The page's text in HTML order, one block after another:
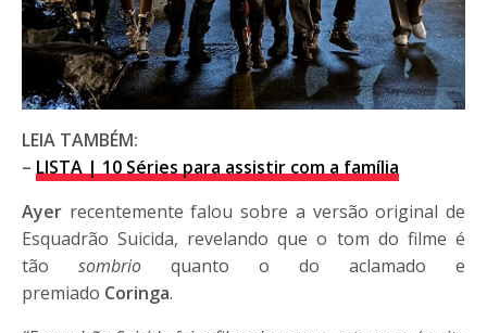
LEIA TAMBÉM:
– LISTA | 10 Séries para assistir com a família
Ayer recentemente falou sobre a versão original de
Esquadrão Suicida, revelando que o tom do filme é
tão sombrio quanto o do aclamado e
premiado Coringa.